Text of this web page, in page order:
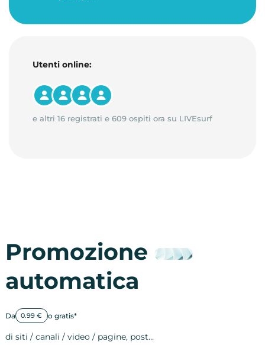
Utenti online:
e altri 16 registrati e 609 ospiti ora su LIVEsurf
Promozione
automatica
Da 0.99 € o gratis*
di siti / canali / video / pagine, post…